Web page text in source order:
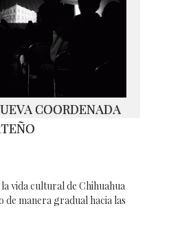
COORDENADA
vida cultural de Chihuahua
manera gradual hacia las